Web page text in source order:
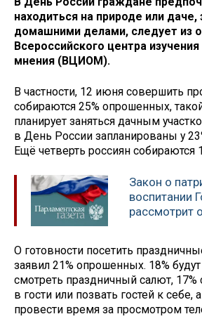
находиться на природе или даче,
домашними делами, следует из
Всероссийского центра
мнения (ВЦИОМ).
В частности, 12 июня совершить
собираются 25% опрошенных,
планирует заняться дачным
в День России запланированы у
Ещё четверть россиян собираются
Закон о
воспитании
рассмотрит
О готовности посетить
заявил 21% опрошенных. 18%
смотреть праздничный салют, 17%
в гости или позвать гостей к себе,
провести время за просмотром